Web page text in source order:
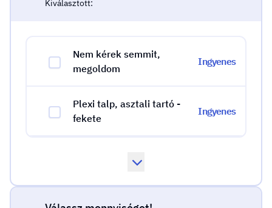
Kiválasztott:
Nem kérek semmit,
megoldom
Ingyenes
Plexi talp, asztali tartó -
fekete
Ingyenes